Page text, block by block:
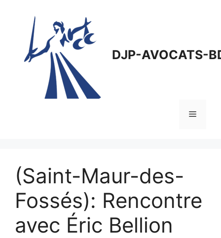
DJP-AVOCATS-
Menu
(Saint-Maur-des-
Fossés): Rencontre
avec Éric Bellion